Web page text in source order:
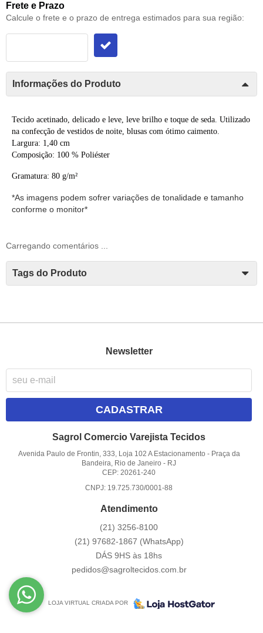
Frete e Prazo
Calcule o frete e o prazo de entrega estimados para sua região:
Informações do Produto
Tecido acetinado, delicado e leve, leve brilho e toque de seda. Utilizado
na confecção de vestidos de noite, blusas com ótimo caimento.
Largura: 1,40 cm
Composição: 100 % Poliéster
Gramatura: 80 g/m²
*As imagens podem sofrer variações de tonalidade e tamanho
conforme o monitor*
Carregando comentários ...
Tags do Produto
Newsletter
CADASTRAR
Sagrol Comercio Varejista Tecidos
Avenida Paulo de Frontin, 333, Loja 102 A Estacionamento - Praça da
Bandeira, Rio de Janeiro - RJ
CEP: 20261-240
CNPJ: 19.725.730/0001-88
Atendimento
(21) 3256-8100
(21) 97682-1867 (WhatsApp)
DÁS 9HS às 18hs
pedidos@sagroltecidos.com.br
LOJA VIRTUAL CRIADA POR